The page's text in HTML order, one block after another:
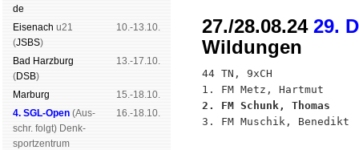
de
Eise­nach u21
(JSBS)
10.-13.10.
Bad Harz­burg
(DSB)
13.-17.10.
Mar­burg
15.-18.10.
4. SGL-Open (Aus­
schr. folgt) Denk­
sport­zen­trum
16.-18.10.
27./28.08.24 29.
Wildungen
44 TN, 9xCH
2. FM Schunk,